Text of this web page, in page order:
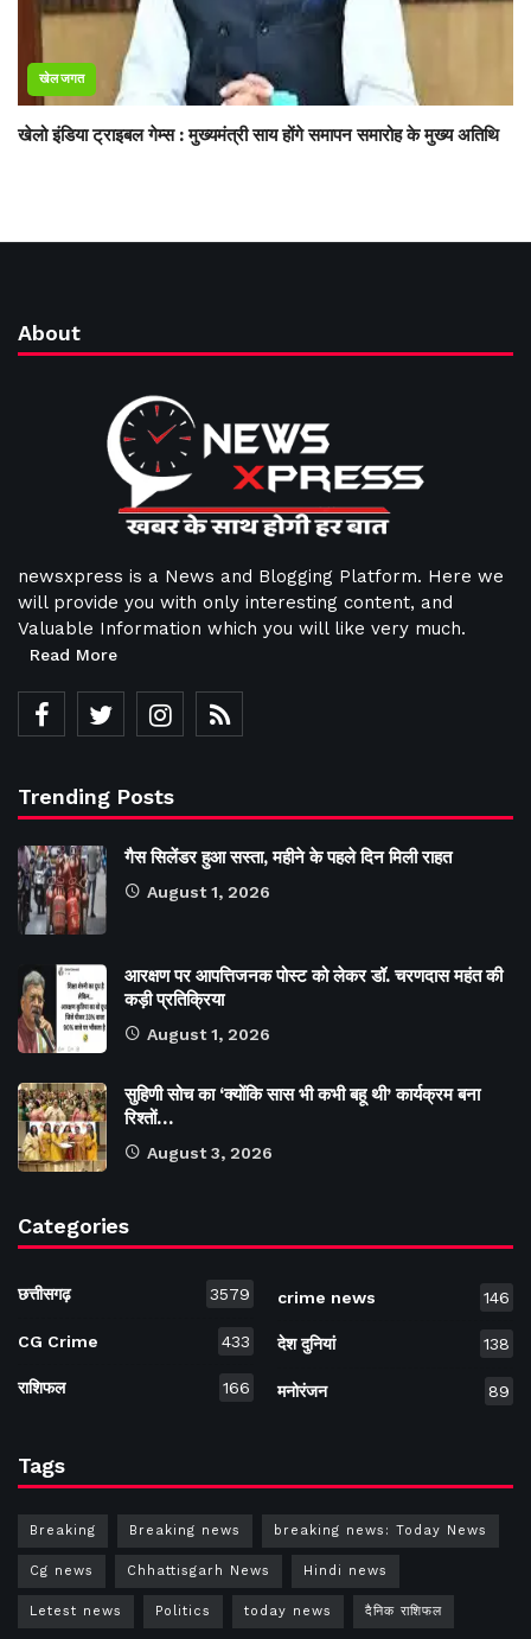
खेल जगत
खेलो इंडिया ट्राइबल गेम्स : मुख्यमंत्री साय होंगे समापन समारोह के मुख्य अतिथि
About
newsxpress is a News and Blogging Platform. Here we
will provide you with only interesting content, and
Valuable Information which you will like very much.
Read More
Trending Posts
गैस सिलेंडर हुआ सस्ता, महीने के पहले दिन मिली राहत
August 1, 2026
आरक्षण पर आपत्तिजनक पोस्ट को लेकर डॉ. चरणदास महंत की
कड़ी प्रतिक्रिया
August 1, 2026
सुहिणी सोच का ‘क्योंकि सास भी कभी बहू थी’ कार्यक्रम बना
रिश्तों…
August 3, 2026
Categories
छत्तीसगढ़ 3579
CG Crime 433
राशिफल 166
crime news 146
देश दुनियां 138
मनोरंजन 89
Tags
Breaking Breaking news breaking news: Today News
Cg news Chhattisgarh News Hindi news
Letest news Politics today news दैनिक राशिफल